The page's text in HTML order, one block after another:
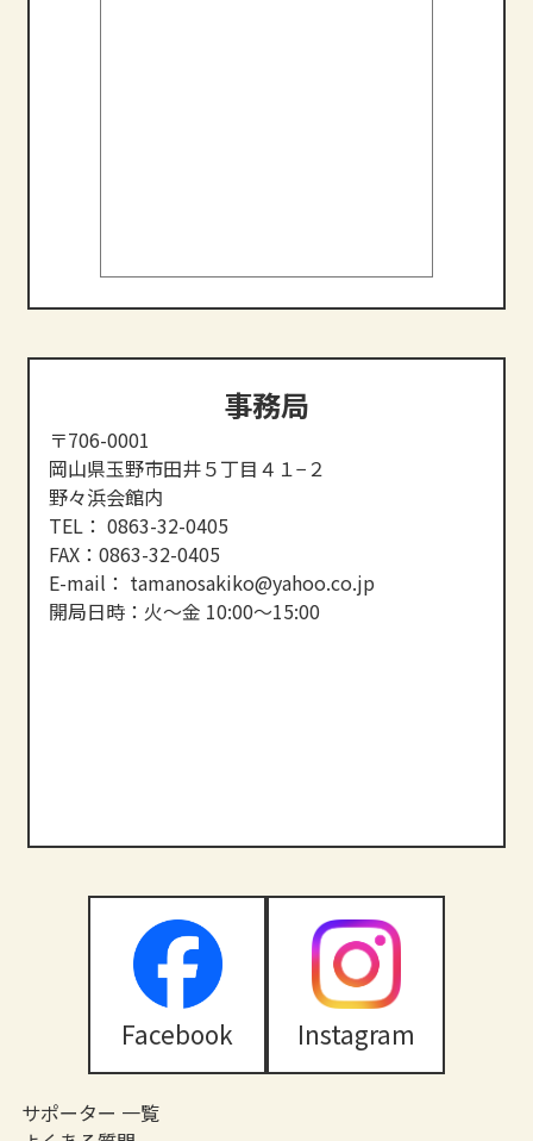
事務局
〒706-0001
岡山県玉野市田井５丁目４１−２
野々浜会館内
TEL：0863-32-0405
FAX：0863-32-0405
E-mail： tamanosakiko@yahoo.co.jp
開局日時：火～金 10:00～15:00
Facebook Instagram
サポーター 一覧